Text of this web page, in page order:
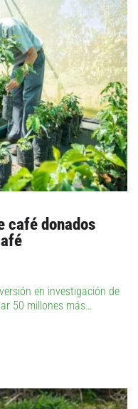
café donados
en investigación de
50 millones más…